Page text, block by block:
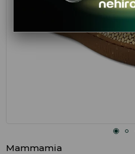
Mammamia